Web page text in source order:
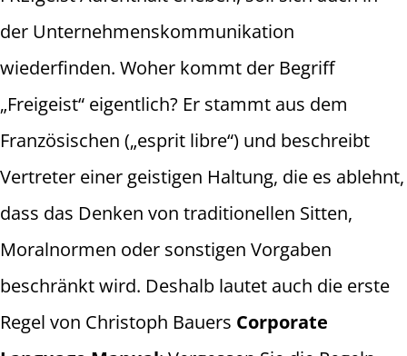
der Unternehmenskommunikation
wiederfinden. Woher kommt der Begriff
„Freigeist“ eigentlich? Er stammt aus dem
Französischen („esprit libre“) und beschreibt
Vertreter einer geistigen Haltung, die es ablehnt,
dass das Denken von traditionellen Sitten,
Moralnormen oder sonstigen Vorgaben
beschränkt wird. Deshalb lautet auch die erste
Regel von Christoph Bauers Corporate